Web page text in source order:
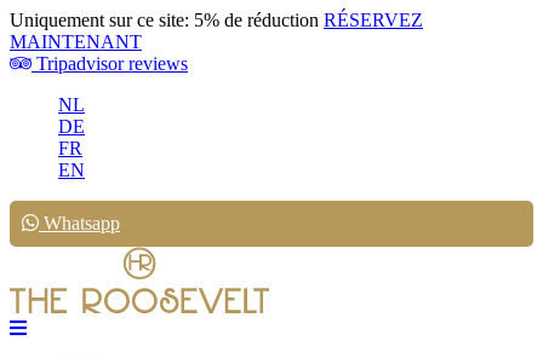
Uniquement sur ce site: 5% de réduction RÉSERVEZ
MAINTENANT
Tripadvisor reviews
NL
DE
FR
EN
Whatsapp